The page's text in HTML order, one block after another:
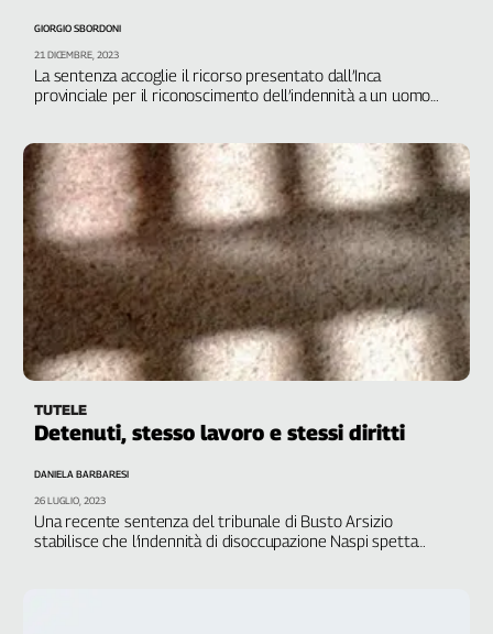
La sentenza accoglie il ricorso presentato dall’Inca
provinciale per il riconoscimento dell’indennità a un uomo
GIORGIO SBORDONI
21 DICEMBRE, 2023
TUTELE
Detenuti, stesso lavoro e stessi diritti
Una recente sentenza del tribunale di Busto Arsizio
stabilisce che l’indennità di disoccupazione Naspi spetta
DANIELA BARBARESI
26 LUGLIO, 2023